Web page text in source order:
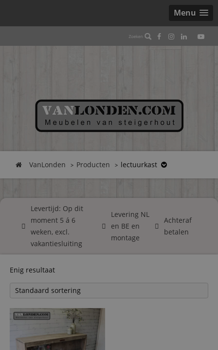
Menu
VanLonden Producten lectuurkast
Levertijd: Op dit
moment 5 á 6
weken, excl.
vakantiesluiting
Levering NL
en BE en
montage
Achteraf
betalen
Enig resultaat